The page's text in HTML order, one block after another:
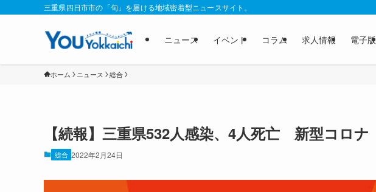
三重県四日市市の「旬」を届ける地域密着型ニュースサイト。
ニュース イベント コラム 求人情報 電子版
ホーム ニュース 総合
【続報】三重県532人感染、4人死亡 新型コロナ
総合 2022年2月24日